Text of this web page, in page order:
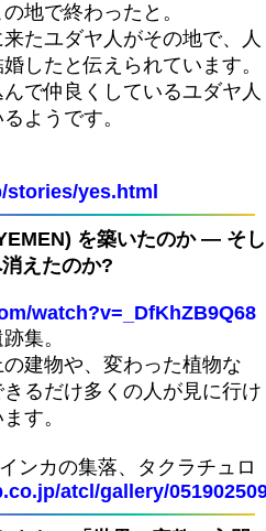
地で終わったと。
たユダヤ人がその地で、人
したと伝えられています。
で仲良くしているユダヤ人
ようです。
yes.html
を築いたのか — そし
えたのか?
watch?v=_DfKhZB9Q68
集。
建物や、変わった植物な
るだけ多くの人が見に行け
す。
ンカの集落、タクラチュロ
atcl/gallery/